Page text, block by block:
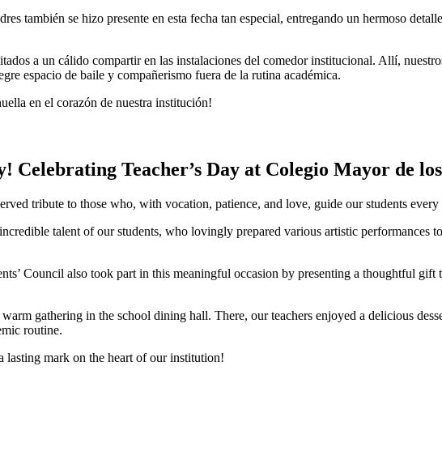
también se hizo presente en esta fecha tan especial, entregando un hermoso
a un cálido compartir en las instalaciones del comedor institucional. Allí,
espacio de baile y compañerismo fuera de la rutina académica.
en el corazón de nuestra institución!
Celebrating Teacher’s Day at Colegio Mayor de
tribute to those who, with vocation, patience, and love, guide our students every
talent of our students, who lovingly prepared various artistic performances
Council also took part in this meaningful occasion by presenting a thoughtful gift
gathering in the school dining hall. There, our teachers enjoyed a delicious
routine.
lasting mark on the heart of our institution!